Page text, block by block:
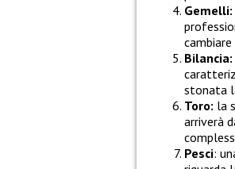
Gemelli:
Bilancia:
stonata
Toro: la
arriverà
Pesci: